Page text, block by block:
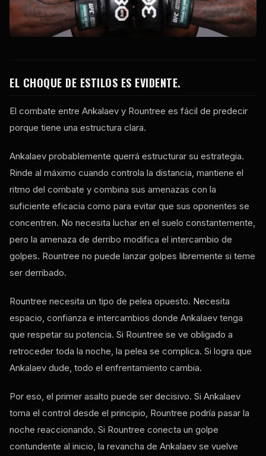
EL CHOQUE DE ESTILOS ES EVIDENTE.
El combate entre Ankalaev y Rountree es fácil de predecir
porque tiene una estructura clara.
Ankalaev probablemente querrá estructurar su estrategia.
Rinde al máximo cuando controla la distancia, mantiene el
ritmo del combate y combina sus amenazas con la
suficiente eficacia como para evitar que sus oponentes se
concentren. No necesita luchar en el suelo constantemente,
pero la amenaza de derribo modifica el intercambio de
golpes. Rountree no puede lanzar golpes libremente si teme
ser derribado.
Rountree necesita un tipo de pelea opuesto. Necesita
espacio, confianza e intercambios donde Ankalaev tenga
que respetar su potencia. Si Rountree se ve obligado a
retroceder toda la noche, la pelea se complica. Si logra que
Ankalaev dude, todo el enfrentamiento cambia.
Por eso, el primer asalto puede ser decisivo. Si Ankalaev
toma el control desde el principio, Rountree podría pasar la
noche reaccionando. Si Rountree conecta un golpe
contundente al inicio, la revancha de Ankalaev se vuelve